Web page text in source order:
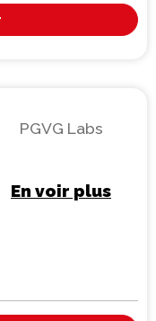
PGVG Labs
En voir plus